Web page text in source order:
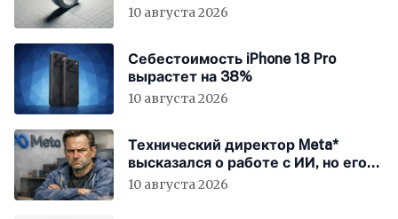
10 августа 2026
Себестоимость iPhone 18 Pro
вырастет на 38%
10 августа 2026
Технический директор Meta*
высказался о работе с ИИ, но его
не так поняли
10 августа 2026